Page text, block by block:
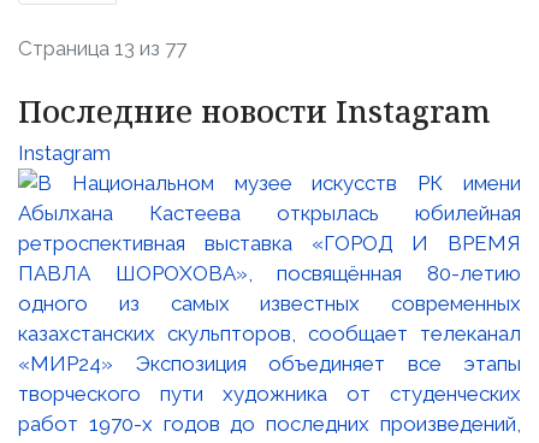
Страница 13 из 77
Последние новости Instagram
Instagram